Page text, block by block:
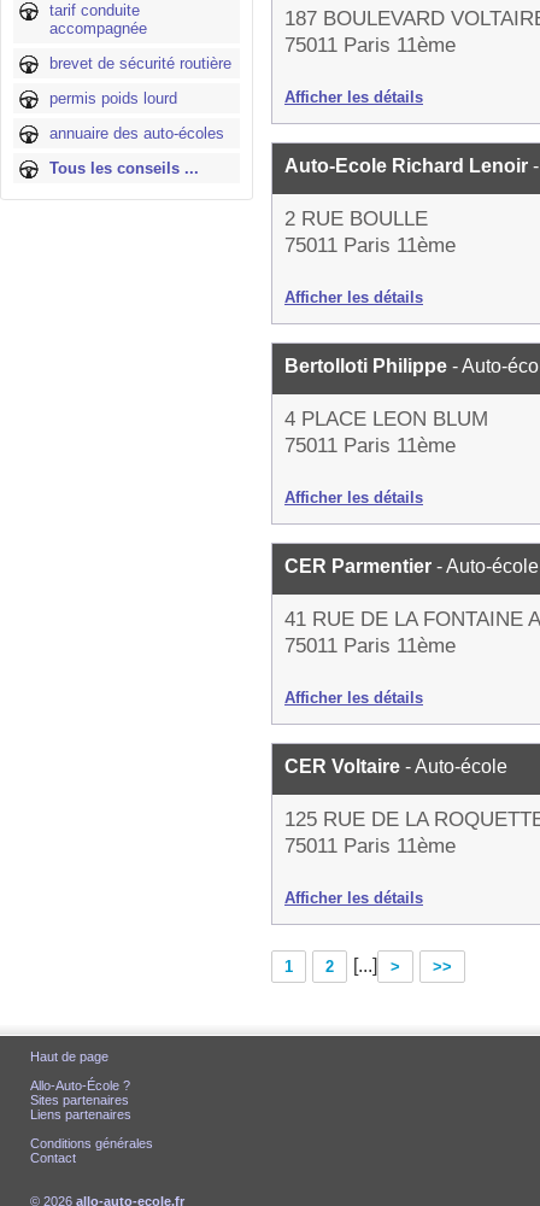
tarif conduite
accompagnée
brevet de sécurité routière
permis poids lourd
annuaire des auto-écoles
Tous les conseils ...
187 BOULEVARD
75011 Paris 11ème
Afficher les détails
Auto-Ecole Richard Lenoir
2 RUE BOULLE
75011 Paris 11ème
Afficher les détails
Bertolloti Philippe - Auto-
4 PLACE LEON BLUM
75011 Paris 11ème
Afficher les détails
CER Parmentier - Auto-école
41 RUE DE LA FONTAINE
75011 Paris 11ème
Afficher les détails
CER Voltaire - Auto-école
125 RUE DE LA
75011 Paris 11ème
Afficher les détails
1 2 [...] > >>
Haut de page
Allo-Auto-École ?
Sites partenaires
Liens partenaires
Conditions générales
Contact
© 2026 allo-auto-ecole.fr